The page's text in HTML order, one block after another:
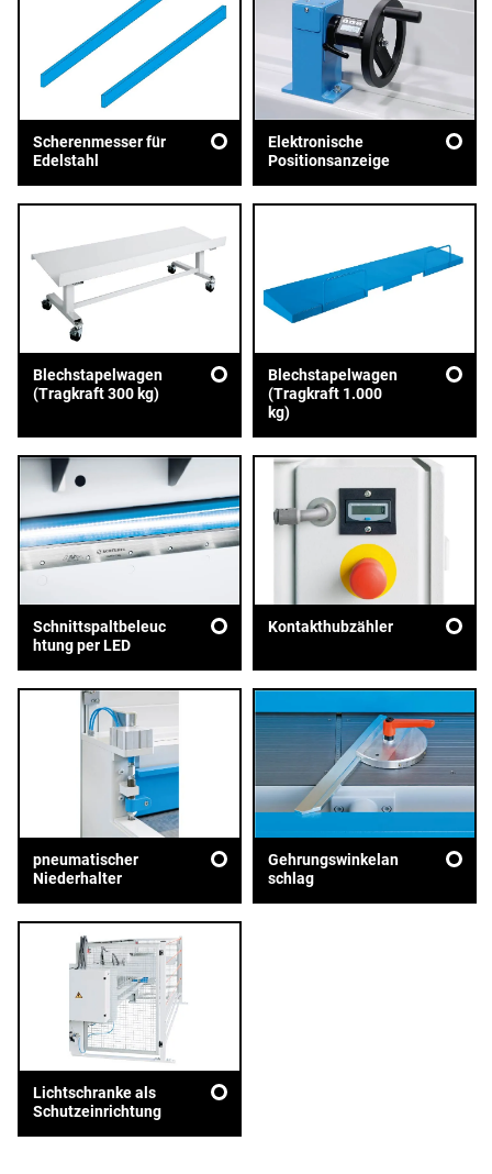
Scherenmesser für
Edelstahl
Elektronische
Positionsanzeige
Blechstapelwagen
(Tragkraft 300 kg)
Blechstapelwagen
(Tragkraft 1.000
kg)
Schnittspaltbeleuc
htung per LED
Kontakthubzähler
pneumatischer
Niederhalter
Gehrungswinkelan
schlag
Lichtschranke als
Schutzeinrichtung